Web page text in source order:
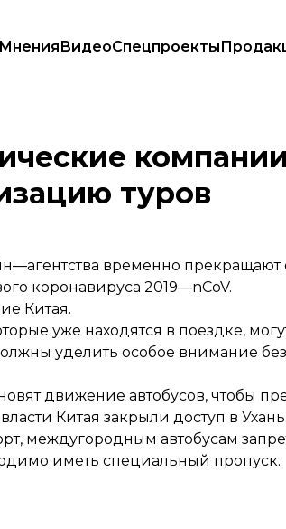
МненияВидеоСпецпроекты
туров
компании
туров
временно
коронавируса 2019—nCoV.
Китая.
уже находятся в поездке,
уделить особое внимание
движение автобусов, чтобы
Китая закрыли доступ в
междугородным автобусам
иметь специальный пропуск.